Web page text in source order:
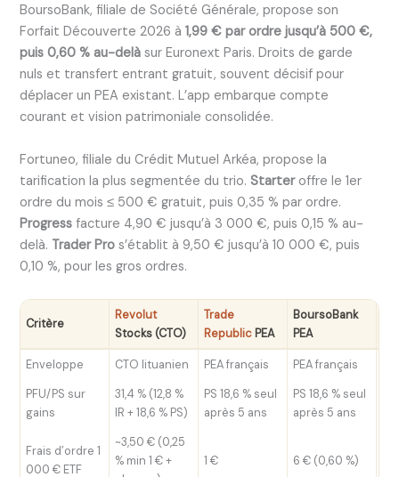
BoursoBank, filiale de Société Générale, propose son
Forfait Découverte 2026 à1,99 € par ordre jusqu’à 500 €,
puis 0,60 % au-delà sur Euronext Paris. Droits de garde
nuls et transfert entrant gratuit, souvent décisif pour
déplacer un PEA existant. L’app embarque compte
courant et vision patrimoniale consolidée.
Fortuneo, filiale du Crédit Mutuel Arkéa, propose la
tarification la plus segmentée du trio. Starteroffre le 1er
ordre du mois ≤ 500 € gratuit, puis 0,35 % par ordre.
Progress facture 4,90 € jusqu’à 3 000 €, puis 0,15 % au-
delà. Trader Pro s’établit à 9,50 € jusqu’à 10 000 €, puis
0,10 %, pour les gros ordres.
Critère
Revolut
Stocks (CTO)
Trade
Republic PEA
BoursoBank
PEA
Enveloppe CTO lituanien PEA français PEA français
PFU/PS sur
gains
31,4 % (12,8 %
IR + 18,6 % PS)
PS 18,6 % seul
après 5 ans
PS 18,6 % seul
après 5 ans
Frais d’ordre 1
000 € ETF
~3,50 € (0,25
% min 1 € +
1 € 6 € (0,60 %)